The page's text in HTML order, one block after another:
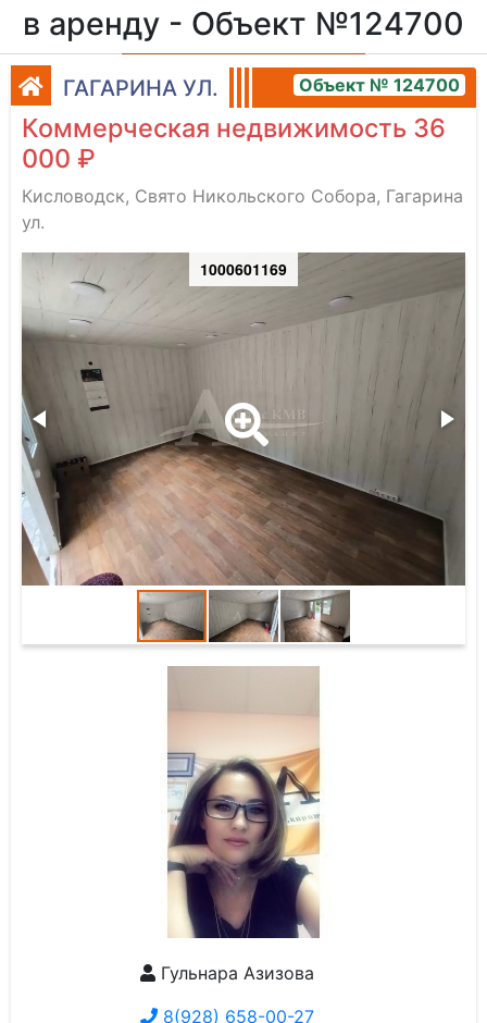
в аренду - Объект №124700
ГАГАРИНА УЛ. Объект № 124700
Коммерческая недвижимость 36
000 ₽
Кисловодск, Свято Никольского Собора, Гагарина
ул.
1000601169
Гульнара Азизова
8(928) 658-00-27